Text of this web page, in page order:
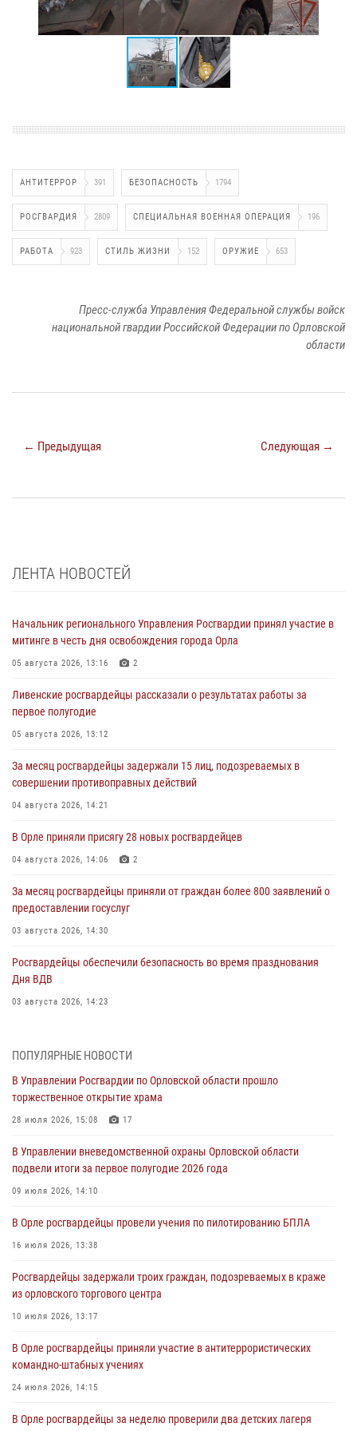
АНТИТЕРРОР 391 БЕЗОПАСНОСТЬ 1794
РОСГВАРДИЯ 2809 СПЕЦИАЛЬНАЯ ВОЕННАЯ ОПЕРАЦИЯ 196
РАБОТА 923 СТИЛЬ ЖИЗНИ 152 ОРУЖИЕ 653
Пресс-служба Управления Федеральной службы войск
национальной гвардии Российской Федерации по Орловской
области
← Предыдущая Следующая →
ЛЕНТА НОВОСТЕЙ
Начальник регионального Управления Росгвардии принял участие в
митинге в честь дня освобождения города Орла
05 августа 2026, 13:16 2
Ливенские росгвардейцы рассказали о результатах работы за
первое полугодие
05 августа 2026, 13:12
За месяц росгвардейцы задержали 15 лиц, подозреваемых в
совершении противоправных действий
04 августа 2026, 14:21
В Орле приняли присягу 28 новых росгвардейцев
04 августа 2026, 14:06 2
За месяц росгвардейцы приняли от граждан более 800 заявлений о
предоставлении госуслуг
03 августа 2026, 14:30
Росгвардейцы обеспечили безопасность во время празднования
Дня ВДВ
03 августа 2026, 14:23
участке
Жительница Мценска сдала в Росгвардию незарегистрированное
ружьё
Сотрудники Росгвардии пресекли дебош в орловском кафе
30 июля 2026, 14:27
Росгвардейцы проверили антитеррористическую защищённость
детских лагерей «Мечта» и «Лесной»
ПОПУЛЯРНЫЕ НОВОСТИ
В Управлении Росгвардии по Орловской области прошло
торжественное открытие храма
28 июля 2026, 15:08 17
В Управлении вневедомственной охраны Орловской области
подвели итоги за первое полугодие 2026 года
09 июля 2026, 14:10
В Орле росгвардейцы провели учения по пилотированию БПЛА
16 июля 2026, 13:38
Росгвардейцы задержали троих граждан, подозреваемых в краже
из орловского торгового центра
10 июля 2026, 13:17
В Орле росгвардейцы приняли участие в антитеррористических
командно-штабных учениях
24 июля 2026, 14:15
В Орле росгвардейцы за неделю проверили два детских лагеря